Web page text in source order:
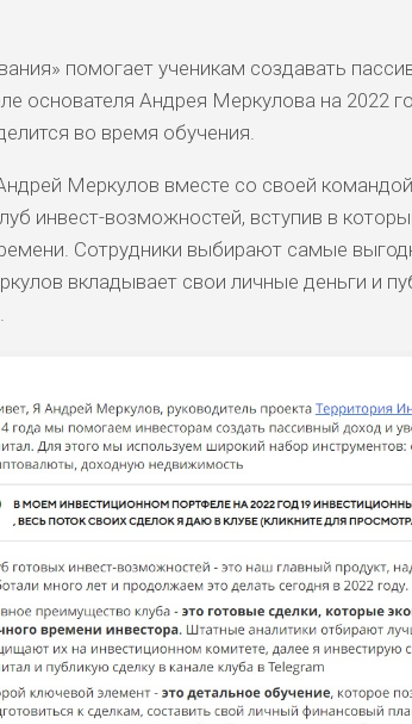
помогает ученикам создавать
основателя Андрея Меркулова на 2022
во время обучения.
Меркулов вместе со своей
инвест-возможностей, вступив в
Сотрудники выбирают самые
вкладывает свои личные деньги и